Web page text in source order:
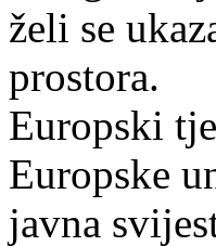
želi se
prostora.
Europski
Europske
javna